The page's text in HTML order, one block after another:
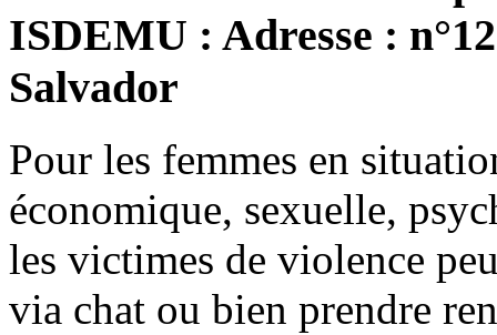
ISDEMU : Adresse :
Salvador
Pour les femmes en
économique, sexuelle,
les victimes de violence
via chat ou bien prendre